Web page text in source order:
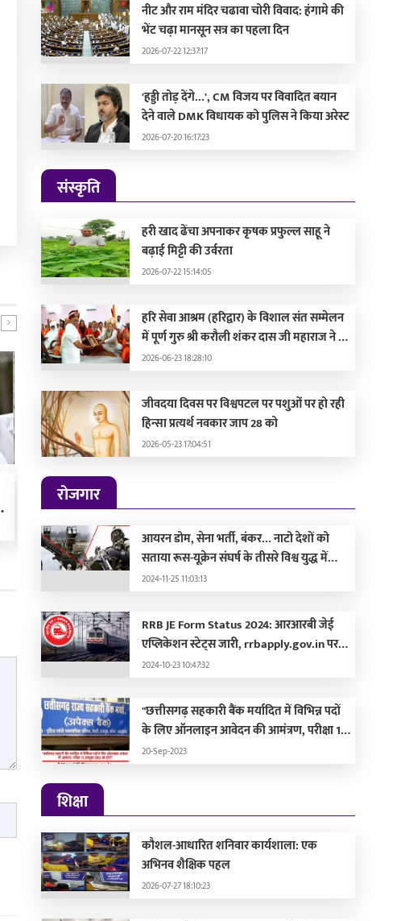
जो सीखेगा वही जीतेगा : पीएम
मोदी
2026-08-08 13:56:27
बेहद करीब ईरान,
ओमान!
2026-08-08 12:53:17
नीट और राम मंदिर चढावा चोरी विवाद: हंगामे की
भेंट चढ़ा मानसून सत्र का पहला दिन
2026-07-22 12:37:17
'हड्डी तोड़ देंगे...', CM विजय पर विवादित बयान
देने वाले DMK विधायक को पुलिस ने किया अरेस्ट
2026-07-20 16:17:23
संस्कृति
हरी खाद ढेंचा अपनाकर कृषक प्रफुल्ल साहू ने
बढ़ाई मिट्टी की उर्वरता
2026-07-22 15:14:05
हरि सेवा आश्रम (हरिद्वार) के विशाल संत सम्मेलन
में पूर्ण गुरु श्री करौली शंकर दास जी महाराज ने की
सहभागिता, मुख्यमंत्री और दिग्गज संतों द्वारा हुए
2026-06-23 18:28:10
जीवदया दिवस पर विश्वपटल पर पशुओं पर हो रही
हिन्सा प्रत्यर्थ नवकार जाप 28 को
2026-05-23 17:04:51
रोजगार
आयरन डोम, सेना भर्ती, बंकर... नाटो देशों को
सताया रूस-यूक्रेन संघर्ष के तीसरे विश्व युद्ध में
बदलने का डर, लड़ाई की तैयारी में जुटे
2024-11-25 11:03:13
RRB JE Form Status 2024: आरआरबी जेई
एप्लिकेशन स्टेट्स जारी, rrbapply.gov.in पर
इस दिन आएगा एडमिट कार्ड
2024-10-23 10:47:32
"छत्तीसगढ़ सहकारी बैंक मर्यादित में विभिन्न पदों
के लिए ऑनलाइन आवेदन की आमंत्रण, परीक्षा 15
अक्टूबर 2023 को होगी"
20-Sep-2023
शिक्षा
कौशल-आधारित शनिवार कार्यशाला: एक
अभिनव शैक्षिक पहल
2026-07-27 18:10:23